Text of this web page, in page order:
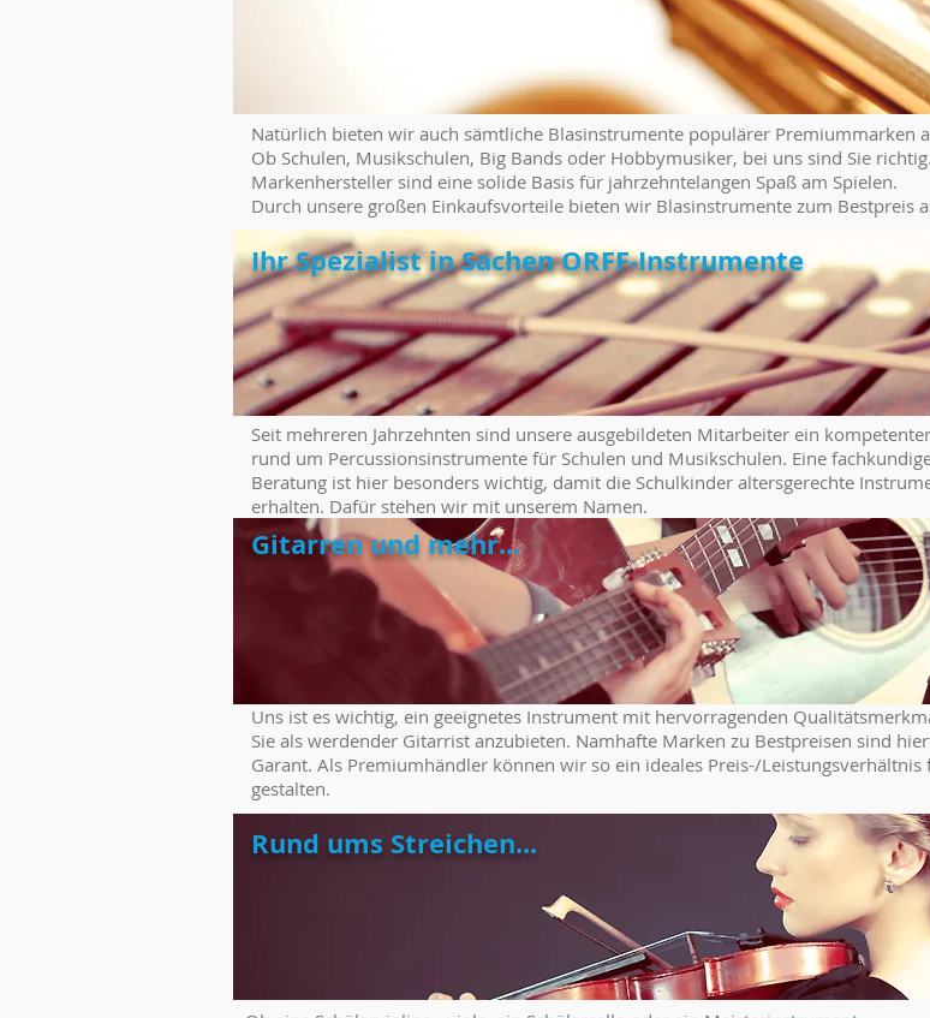
Natürlich bieten wir auch sämtliche Blasinstrumente populärer Premiummarken
Ob Schulen, Musikschulen, Big Bands oder Hobbymusiker, bei uns sind Sie richtig.
Markenhersteller sind eine solide Basis für jahrzehntelangen Spaß am Spielen.
Durch unsere großen Einkaufsvorteile bieten wir Blasinstrumente zum Bestpreis
Ihr Spezialist in Sachen ORFF-Instrumente
Seit mehreren Jahrzehnten sind unsere ausgebildeten Mitarbeiter ein
rund um Percussionsinstrumente für Schulen und Musikschulen. Eine
Beratung ist hier besonders wichtig, damit die Schulkinder altersgerechte
erhalten. Dafür stehen wir mit unserem Namen.
Gitarren und mehr...
Uns ist es wichtig, ein geeignetes Instrument mit hervorragenden
Sie als werdender Gitarrist anzubieten. Namhafte Marken zu Bestpreisen sind
Garant. Als Premiumhändler können wir so ein ideales Preis-/Leistungsverhältnis
gestalten.
Rund ums Streichen...